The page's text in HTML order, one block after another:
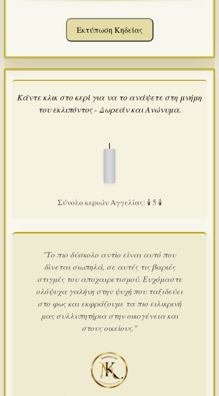
Εκτύπωση Κηδείας
Κάντε κλικ στο κερί για να το ανάψετε στη μνήμη
του εκλιπόντος - Δωρεάν και Ανώνυμα.
Σύνολο κεριών Αγγελίας: 🕯️ 5 🕯️
"Το πιο δύσκολο αντίο είναι αυτό που
δίνεται σιωπηλά, σε αυτές τις βαριές
στιγμές του αποχαιρετισμού. Ευχόμαστε
ολόψυχα γαλήνη στην ψυχή που ταξιδεύει
στο φως και εκφράζουμε τα πιο ειλικρινή
μας συλλυπητήρια στην οικογένεια και
στους οικείους."